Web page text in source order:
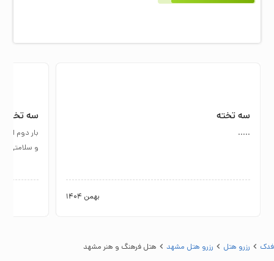
سه تخته
.....
بهمن 1404
سه تخته
بار دوم
و سلامتی
فدک رزرو هتل رزرو هتل مشهد هتل فرهنگ و هنر مشهد